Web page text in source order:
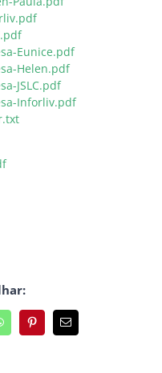
Eunice.pdf
Helen.pdf
JSLC.pdf
Inforliv.pdf
Pinterest
E-
mail